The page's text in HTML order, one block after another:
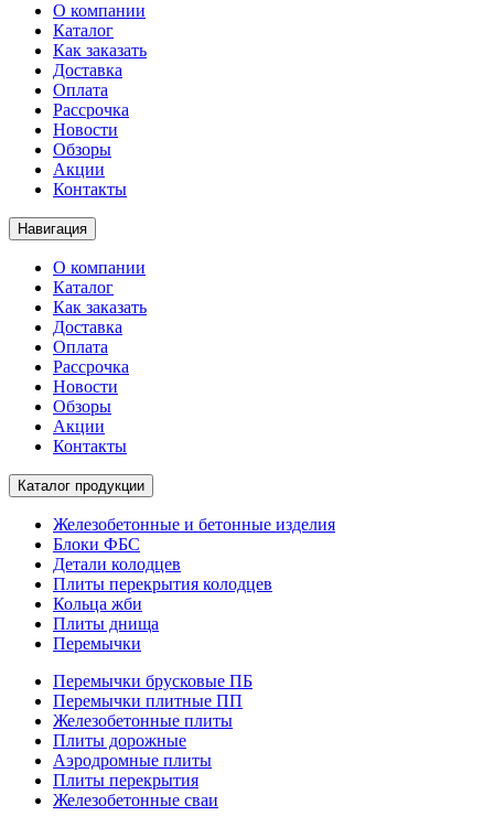
О компании
Каталог
Как заказать
Доставка
Оплата
Рассрочка
Новости
Обзоры
Акции
Контакты
Навигация
О компании
Каталог
Как заказать
Доставка
Оплата
Рассрочка
Новости
Обзоры
Акции
Контакты
Каталог продукции
Железобетонные и бетонные изделия
Блоки ФБС
Детали колодцев
Плиты перекрытия колодцев
Кольца жби
Плиты днища
Перемычки
Перемычки брусковые ПБ
Перемычки плитные ПП
Железобетонные плиты
Плиты дорожные
Аэродромные плиты
Плиты перекрытия
Железобетонные сваи